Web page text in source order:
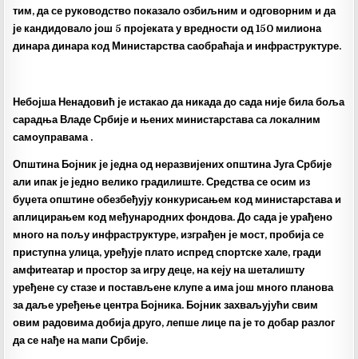
тим, да се руководство показало озбиљним и одговорним и да
је кандидовало још 5 пројеката у вредности од 150 милиона
динара динара код Министарства саобраћаја и инфраструктуре.
Небојша Ненадовић је истакао да никада до сада није била боља
сарадња Владе Србије и њених министарстава са локалним
самоуправама .
Општина Бојник је једна од неразвијених општина Југа Србије
али ипак је једно велико градилиште. Средства се осим из
буџета општине обезбеђују конкурисањем код министарстава и
аплицирањем код међународних фондова. До сада је урађено
много на пољу инфраструктуре, изграђен је мост, пробија се
приступна улица, уређује плато испред спортске хале, гради
амфитеатар и простор за игру деце, на кеју на шеталишту
уређене су стазе и постављене клупе а има још много планова
за даље уређење центра Бојника. Бојник захваљујући свим
овим радовима добија друго, лепше лице па је то добар разлог
да се нађе на мапи Србије.